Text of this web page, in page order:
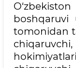
tomonidan